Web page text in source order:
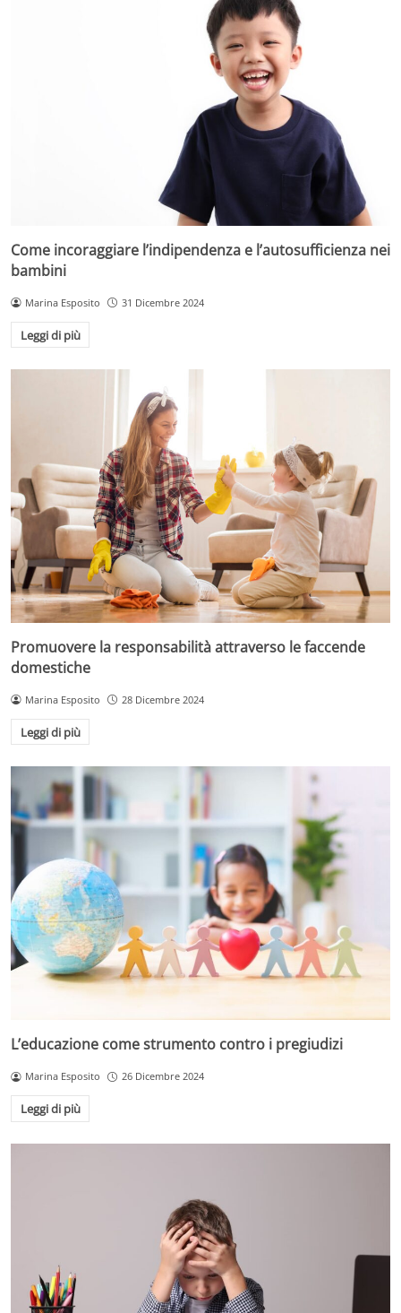
Come incoraggiare l’indipendenza e l’autosufficienza nei
bambini
Marina Esposito 31 Dicembre 2024
Leggi di più
Promuovere la responsabilità attraverso le faccende
domestiche
Marina Esposito 28 Dicembre 2024
Leggi di più
L’educazione come strumento contro i pregiudizi
Marina Esposito 26 Dicembre 2024
Leggi di più